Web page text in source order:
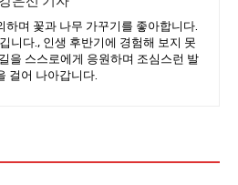
하며 꽃과 나무 가꾸기를 좋아합니다.
니다., 인생 후반기에 경험해 보지 못
을 스스로에게 응원하며 조심스런 발
걸어 나아갑니다.